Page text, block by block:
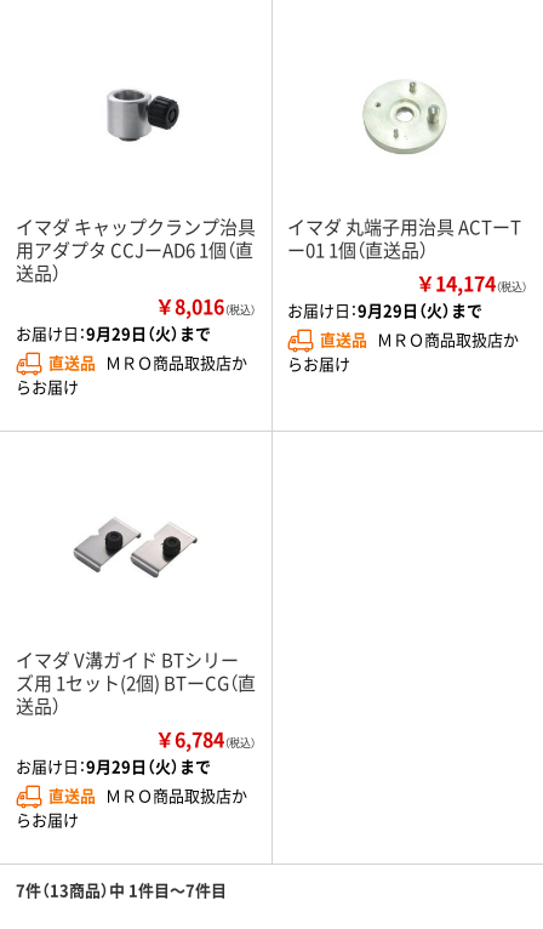
イマダ キャップクランプ治具
用アダプタ CCJーAD6 1個（直
送品）
￥8,016（税込）
お届け日：9月29日（火）まで
直送品 ＭＲＯ商品取扱店か
らお届け
イマダ 丸端子用治具 ACTーT
ー01 1個（直送品）
￥14,174（税込）
お届け日：9月29日（火）まで
直送品 ＭＲＯ商品取扱店か
らお届け
イマダ V溝ガイド BTシリー
ズ用 1セット(2個) BTーCG（直
送品）
￥6,784（税込）
お届け日：9月29日（火）まで
直送品 ＭＲＯ商品取扱店か
らお届け
7件（13商品）中 1件目～7件目